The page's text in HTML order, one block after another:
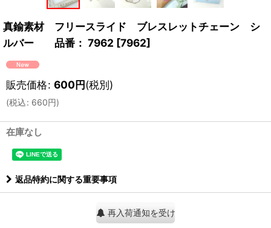
真鍮素材 フリースライド ブレスレットチェーン シ
ルバー 品番： 7962 [7962]
販売価格: 600円(税別)
(税込: 660円)
在庫なし
返品特約に関する重要事項
再入荷通知を受け取る